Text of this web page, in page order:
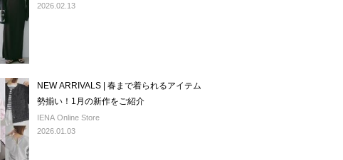
2026.02.13
NEW ARRIVALS | 春まで着られるアイテム
勢揃い！1月の新作をご紹介
IENA Online Store
2026.01.03